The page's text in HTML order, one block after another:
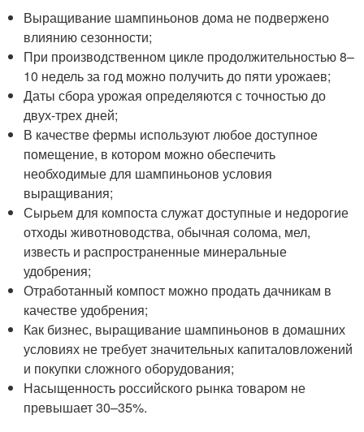
Выращивание шампиньонов дома не подвержено
влиянию сезонности;
При производственном цикле продолжительностью 8–
10 недель за год можно получить до пяти урожаев;
Даты сбора урожая определяются с точностью до
двух-трех дней;
В качестве фермы используют любое доступное
помещение, в котором можно обеспечить
необходимые для шампиньонов условия
выращивания;
Сырьем для компоста служат доступные и недорогие
отходы животноводства, обычная солома, мел,
известь и распространенные минеральные
удобрения;
Отработанный компост можно продать дачникам в
качестве удобрения;
Как бизнес, выращивание шампиньонов в домашних
условиях не требует значительных капиталовложений
и покупки сложного оборудования;
Насыщенность российского рынка товаром не
превышает 30–35%.